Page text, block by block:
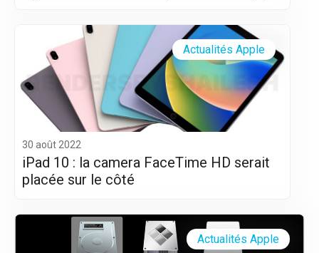
30 août 2022
iPad 10 : la camera FaceTime HD serait
placée sur le côté
Actualités Apple
Actualités Apple